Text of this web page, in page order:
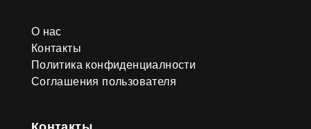
О нас
Контакты
Политика конфиденциалности
Соглашения пользователя